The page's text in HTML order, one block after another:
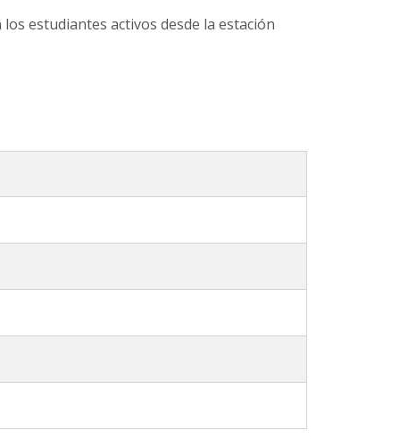
estudiantes activos desde la estación